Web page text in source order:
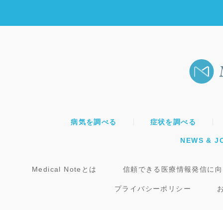
病気を調べる 症状を調べる
NEWS &
Medical Noteとは 信頼できる医療情報発信に
プライバシーポリシー